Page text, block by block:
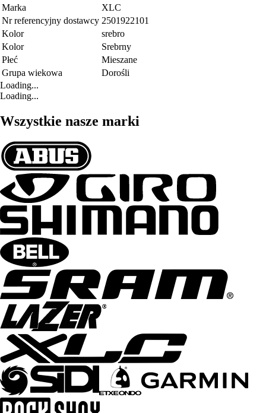
Marka
XLC
Nr referencyjny dostawcy 2501922101
Kolor
srebro
Kolor
Srebrny
Płeć
Mieszane
Grupa wiekowa
Dorośli
Loading...
Loading...
Wszystkie nasze marki